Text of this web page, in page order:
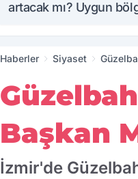
artacak mı? Uygun
Haberler Siyaset
Başkan
İzmir'de